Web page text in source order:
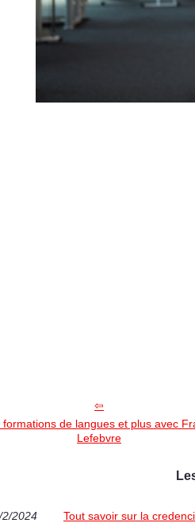
formations de langues et plus avec
Lefebvre
2/2024 Tout savoir sur la